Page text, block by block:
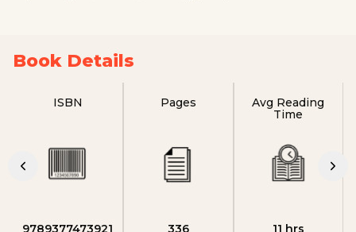
Book Details
ISBN
9789377473921
Pages
336
Avg Reading
Time
11 hrs